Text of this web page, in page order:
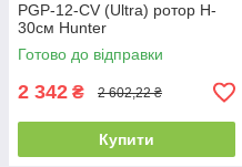
PGP-12-CV (Ultra) ротор H-
30см Hunter
Готово до відправки
2 342 ₴ 2 602,22 ₴
Купити